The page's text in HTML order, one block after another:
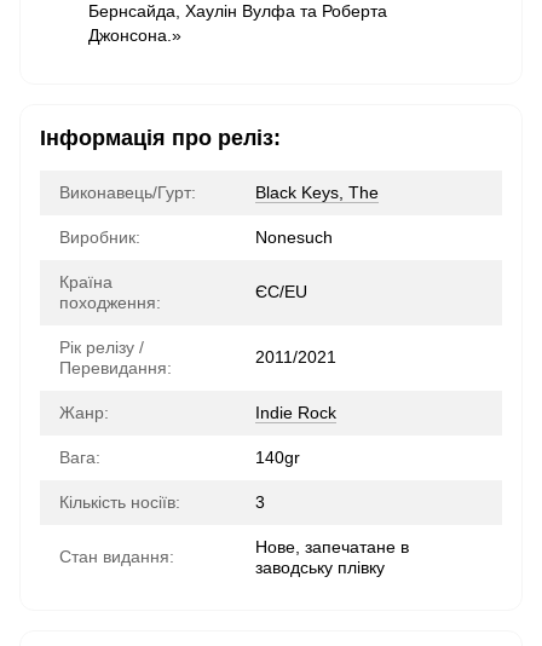
Бернсайда, Хаулін Вулфа та Роберта
Джонсона.»
Інформація про реліз:
Виконавець/Гурт: Black Keys, The
Виробник: Nonesuch
Країна
походження:
ЄС/EU
Рік релізу /
Перевидання:
2011/2021
Жанр: Indie Rock
Вага: 140gr
Кількість носіїв: 3
Стан видання:
Нове, запечатане в
заводську плівку